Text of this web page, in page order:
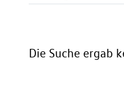
Die Suche ergab